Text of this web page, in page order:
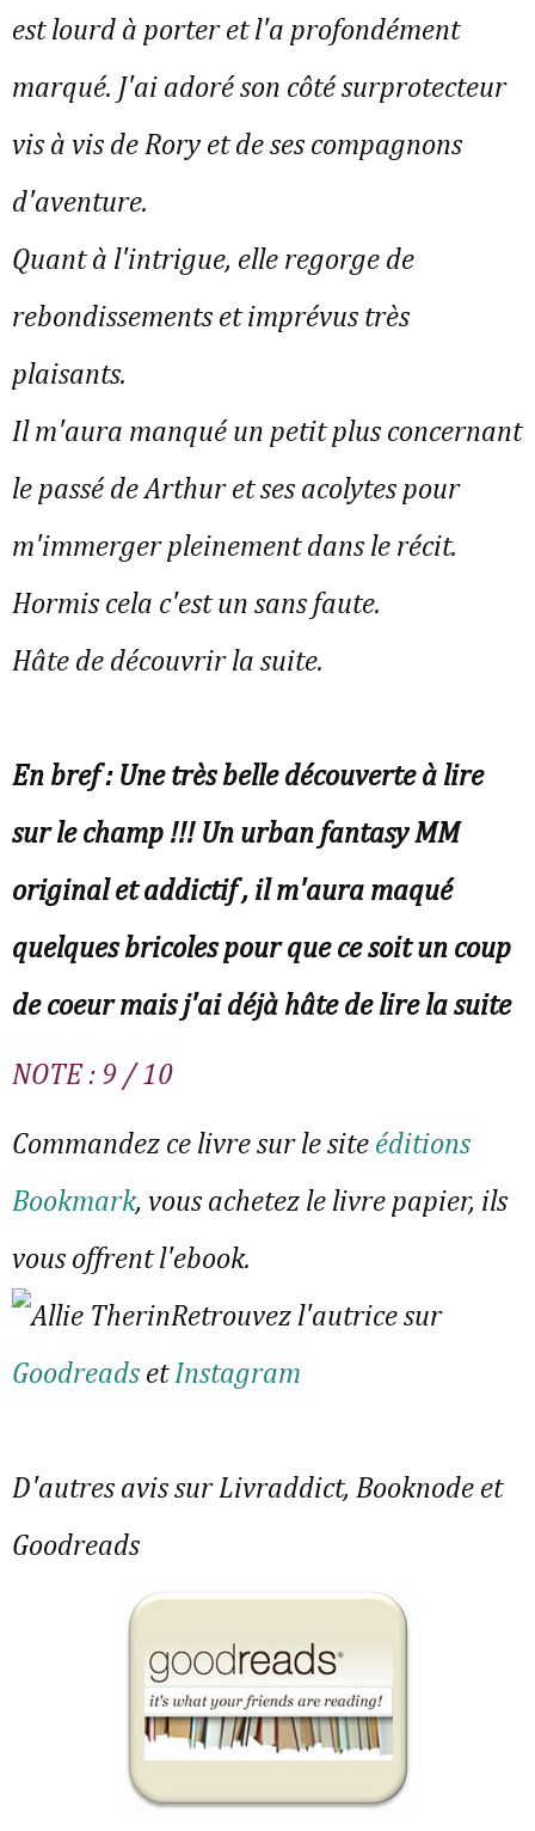
est lourd à porter et l'a profondément
marqué. J'ai adoré son côté surprotecteur
vis à vis de Rory et de ses compagnons
d'aventure.
Quant à l'intrigue, elle regorge de
rebondissements et imprévus très
plaisants.
Il m'aura manqué un petit plus concernant
le passé de Arthur et ses acolytes pour
m'immerger pleinement dans le récit.
Hormis cela c'est un sans faute.
Hâte de découvrir la suite.
En bref : Une très belle découverte à lire
sur le champ !!! Un urban fantasy MM
original et addictif , il m'aura maqué
quelques bricoles pour que ce soit un coup
de coeur mais j'ai déjà hâte de lire la suite
NOTE : 9 / 10
Commandez ce livre sur le site éditions
Bookmark, vous achetez le livre papier, ils
vous offrent l'ebook.
Retrouvez l'autrice sur
Goodreads et Instagram
D'autres avis sur Livraddict, Booknode et
Goodreads